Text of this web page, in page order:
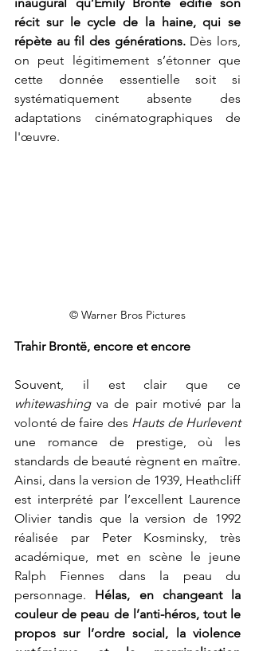
récit sur le cycle de la haine, qui se
répète au fil des générations. Dès lors,
on peut légitimement s’étonner que
cette donnée essentielle soit si
systématiquement absente des
adaptations cinématographiques de
l'œuvre.
© Warner Bros Pictures
Trahir Brontë, encore et encore
whitewashing va de pair motivé par la
volonté de faire des
Hauts de Hurlevent
une romance de prestige, où les
standards de beauté règnent en maître.
Ainsi, dans la version de 1939, Heathcliff
est interprété par l’excellent Laurence
Olivier tandis que la version de 1992
réalisée par Peter Kosminsky, très
académique, met en scène le jeune
Ralph Fiennes dans la peau du
personnage. Hélas, en changeant la
couleur de peau de l’anti-héros, tout le
propos sur l’ordre social, la violence